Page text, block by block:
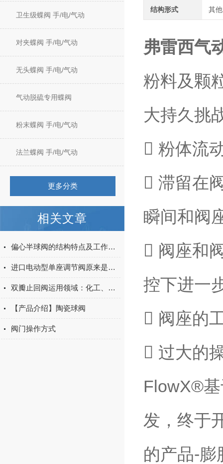
卫生级蝶阀 手/电/气动
对夹蝶阀 手/电/气动
无头蝶阀 手/电/气动
气动脱硫专用蝶阀
粉末蝶阀 手/电/气动
法兰蝶阀 手/电/气动
更多分类
相关文章
偏心半球阀的结构特点及工作原理
进口电动型单座调节阀原来是这样的一款产品
双瓣止回阀运用领域：化工、液化石油、气流体
【产品介绍】陶瓷球阀
阀门操作方式
结构形式 其他
弗雷西气
粉料及颗
大持久挑
 粉体流
 滞留在
瞬间和阀
 阀座和
控下进一
 阀座的
 过大的
FlowX®
发，终于
的产品-膨